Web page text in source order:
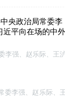
李强、赵乐际、王
委李强、赵乐际、